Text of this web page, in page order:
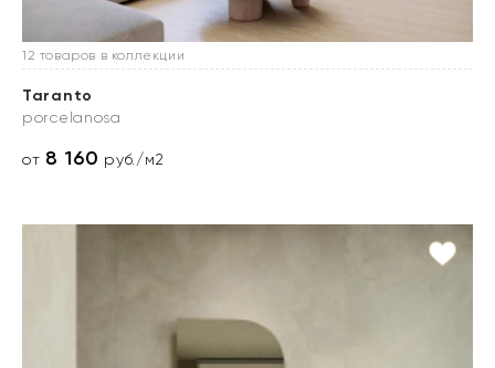
12 товаров в коллекции
Taranto
porcelanosa
от 8 160 руб./м2